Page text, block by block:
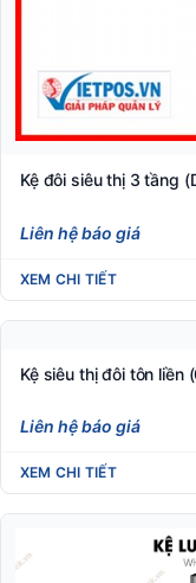
Kệ đôi siêu thị 3 tầng
Liên hệ báo giá
XEM CHI TIẾT
Kệ siêu thị đôi tôn liền
Liên hệ báo giá
XEM CHI TIẾT